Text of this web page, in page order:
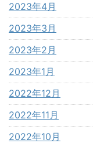
2023年4月
2023年3月
2023年2月
2023年1月
2022年12月
2022年11月
2022年10月